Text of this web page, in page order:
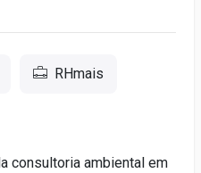
RHmais
consultoria ambiental em